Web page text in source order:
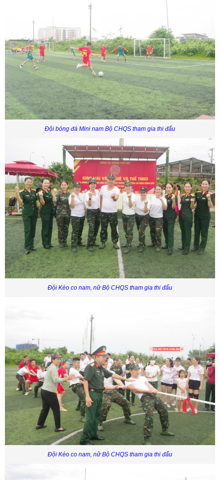
Đội bóng đá Mini nam Bộ CHQS tham gia thi đấu
Đội Kéo co nam, nữ Bộ CHQS tham gia thi đấu
Đội Kéo co nam, nữ Bộ CHQS tham gia thi đấu